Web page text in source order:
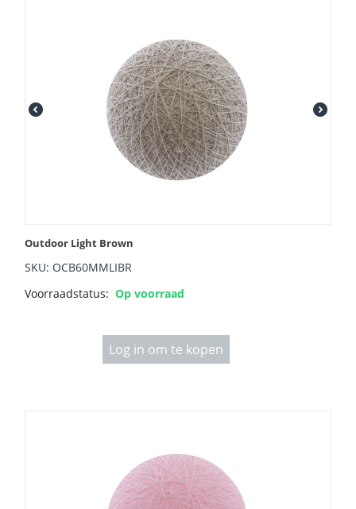
Outdoor Light Brown
SKU: OCB60MMLIBR
Voorraadstatus: Op voorraad
Log in om te kopen